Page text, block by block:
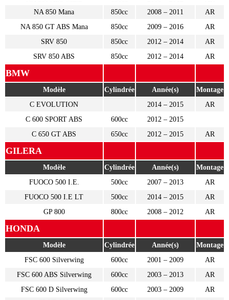
NA 850 Mana
850cc 2008 – 2011
AR
NA 850 GT ABS Mana
850cc 2009 – 2016
AR
SRV 850
850cc 2012 – 2014
AR
SRV 850 ABS
850cc 2012 – 2014 AR
BMW
Modèle Cylindrée Année(s)
Montage
C EVOLUTION
2014 – 2015
AR
C 600 SPORT ABS
600cc
2012 – 2015
C 650 GT ABS
650cc 2012 – 2015 AR
GILERA
Modèle Cylindrée Année(s)
Montage
FUOCO 500 I.E.
500cc 2007 – 2013
AR
FUOCO 500 I.E LT
500cc 2014 – 2015
AR
GP 800
800cc 2008 – 2012 AR
HONDA
Modèle Cylindrée Année(s)
Montage
FSC 600 Silverwing
600cc 2001 – 2009
AR
FSC 600 ABS Silverwing
600cc 2003 – 2013
AR
FSC 600 D Silverwing
600cc 2003 – 2009
AR